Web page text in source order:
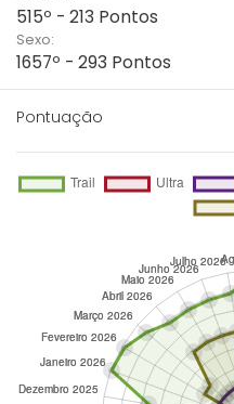
515º - 213 Pontos
Sexo:
1657º - 293 Pontos
Pontuação